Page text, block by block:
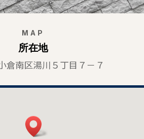
MAP
所在地
倉南区湯川５丁目７－７